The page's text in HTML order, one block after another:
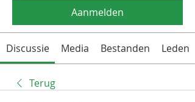
Aanmelden
Discussie Media Bestanden Leden
Terug